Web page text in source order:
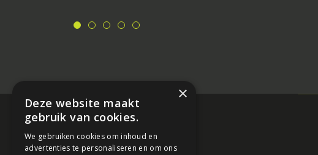
×
Deze website maakt
gebruik van cookies.
We gebruiken cookies om inhoud en
advertenties te personaliseren en om ons